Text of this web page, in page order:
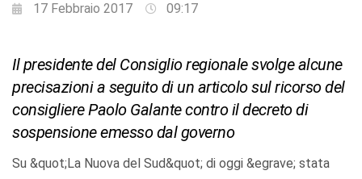
17 Febbraio 2017 09:17
Il presidente del Consiglio regionale svolge alcune
precisazioni a seguito di un articolo sul ricorso del
consigliere Paolo Galante contro il decreto di
sospensione emesso dal governo
Su &quot;La Nuova del Sud&quot; di oggi &egrave; stata